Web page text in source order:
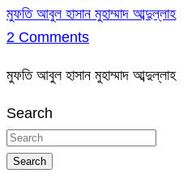
মুফতি আবুল হাসান মুহাম্মাদ আব্দুল্লাহ
2 Comments
মুফতি আবুল হাসান মুহাম্মাদ আব্দুল্লাহ
Search
Search